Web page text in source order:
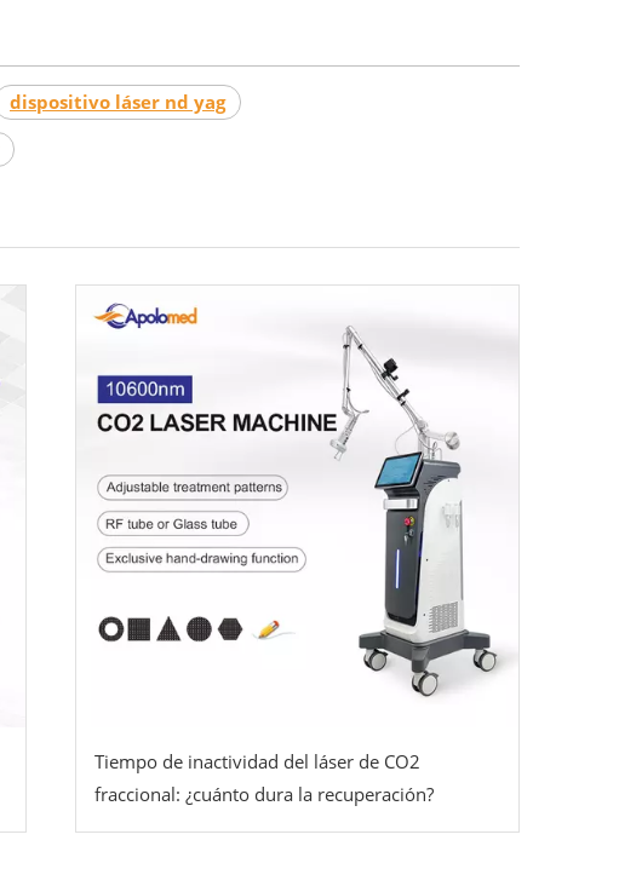
dispositivo láser nd yag
Tiempo de inactividad del láser de CO2
fraccional: ¿cuánto dura la recuperación?